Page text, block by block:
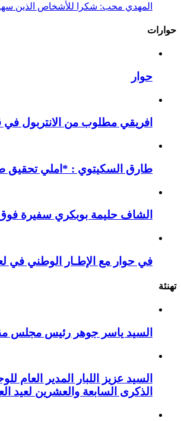
المهدي محب: شكرا للأشخاص الذين سهرو
حوارات
حوار
افريقي مطلوب من الانتربول في
طارق السكيتوي : *املي تحقيق
الشاف حليمة بوبكري سفيرة فوق
في حوار مع الإطـار الوطني في
تهنئة
السيد ياسر جوهر رئيس مجلس مقاطعة
السيد عزيز اللبار المدير
الذكرى السابعة والعشرين لعيد